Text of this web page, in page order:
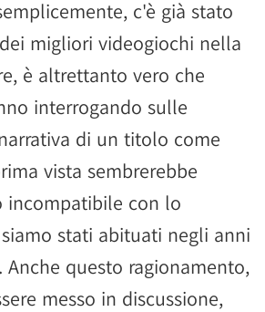
c'è già stato
migliori videogiochi nella
è altrettanto vero che
interrogando sulle
di un titolo come
vista sembrerebbe
incompatibile con lo
stati abituati negli anni
Anche questo ragionamento,
messo in discussione,